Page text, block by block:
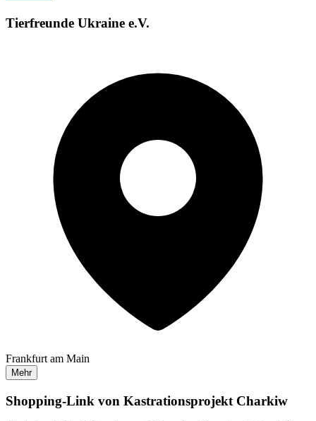
Tierfreunde Ukraine e.V.
Frankfurt am Main
Mehr
Shopping-Link von Kastrationsprojekt Charkiw